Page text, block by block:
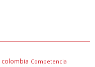
colombia Competencia